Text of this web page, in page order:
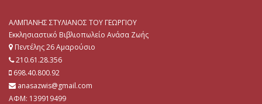
ΑΛΜΠΑΝΗΣ ΣΤΥΛΙΑΝΟΣ ΤΟΥ ΓΕΩΡΓΙΟΥ
Εκκλησιαστικό Βιβλιοπωλείο Ανάσα Ζωής
Πεντέλης 26 Αμαρούσιο
210.61.28.356
698.40.800.92
anasazwis@gmail.com
ΑΦΜ: 139919499